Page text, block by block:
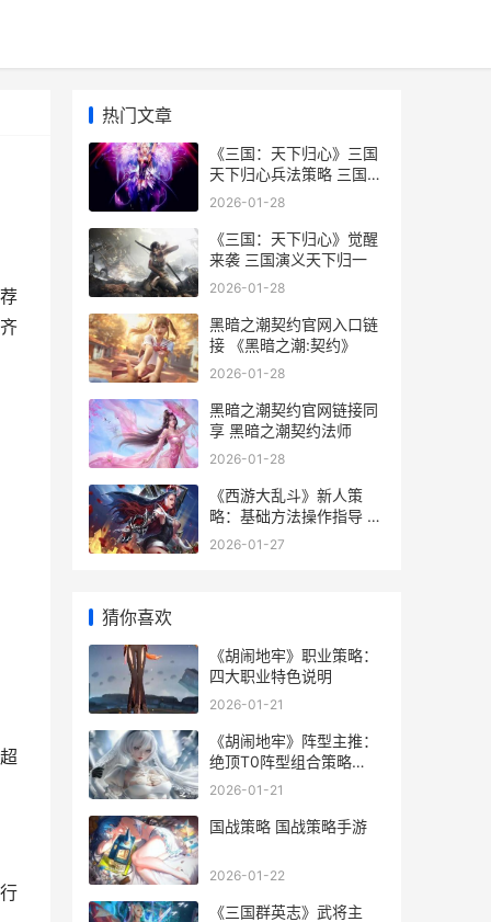
热门文章
《三国：天下归心》三国
天下归心兵法策略 三国天
下归谁
2026-01-28
《三国：天下归心》觉醒
来袭 三国演义天下归一
2026-01-28
黑暗之潮契约官网入口链
接 《黑暗之潮:契约》
2026-01-28
黑暗之潮契约官网链接同
享 黑暗之潮契约法师
2026-01-28
《西游大乱斗》新人策
略：基础方法操作指导 西
游大乱斗笔趣阁
2026-01-27
猜你喜欢
《胡闹地牢》职业策略：
四大职业特色说明
2026-01-21
《胡闹地牢》阵型主推：
绝顶T0阵型组合策略
《胡闹地牢》阵容搭配
2026-01-21
国战策略 国战策略手游
2026-01-22
《三国群英志》武将主